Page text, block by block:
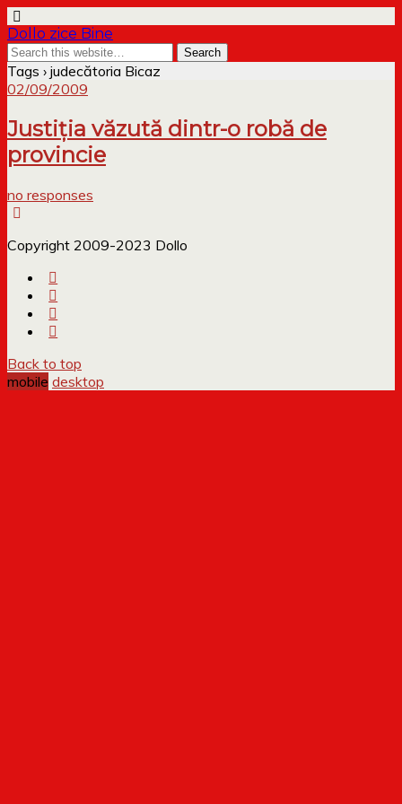
Dollo zice Bine
Tags › judecătoria Bicaz
02/09/2009
Justiţia văzută dintr-o robă de
provincie
no responses
Copyright 2009-2023 Dollo
Back to top
mobile desktop